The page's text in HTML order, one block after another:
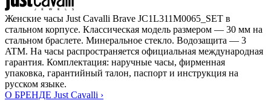
Женские часы Just Cavalli Brave JC1L311M0065_SET в
стальном корпусе. Классическая модель размером — 30 мм на
стальном браслете. Минеральное стекло. Водозащита — 3
ATM. На часы распространяется официальная международная
гарантия. Комплектация: наручные часы, фирменная
упаковка, гарантийный талон, паспорт и инструкция на
русском языке.
О БРЕНДЕ Just Cavalli ›